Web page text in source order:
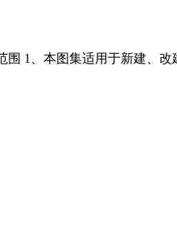
围 1、本图集适用于新建、